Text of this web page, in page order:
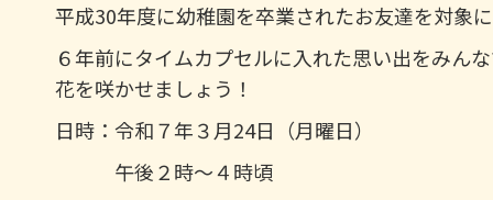
平成30年度に幼稚園を卒業されたお友達を対象
６年前にタイムカプセルに入れた思い出をみん
花を咲かせましょう！
日時：令和７年３月24日（月曜日）
午後２時～４時頃